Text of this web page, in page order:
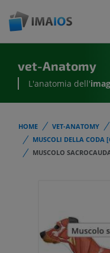
vet-Anatomy
L'anatomia dell'
HOME VET-ANATOMY
MUSCOLI DELLA CODA
MUSCOLO